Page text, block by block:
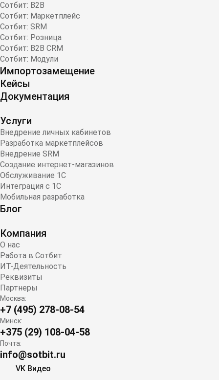
Сотбит: B2B
Сотбит: Маркетплейс
Сотбит: SRM
Сотбит: Розница
Сотбит: B2B CRM
Сотбит: Модули
Импортозамещение
Кейсы
Документация
Услуги
Внедрение личных кабинетов
Разработка маркетплейсов
Внедрение SRM
Создание интернет-магазинов
Обслуживание 1С
Интеграция с 1С
Мобильная разработка
Блог
Компания
О нас
Работа в Сотбит
ИТ-Деятельность
Реквизиты
Партнеры
Москва:
+7 (495) 278-08-54
Минск:
+375 (29) 108-04-58
Почта:
info@sotbit.ru
VK Видео